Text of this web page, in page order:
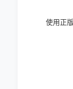
使用正